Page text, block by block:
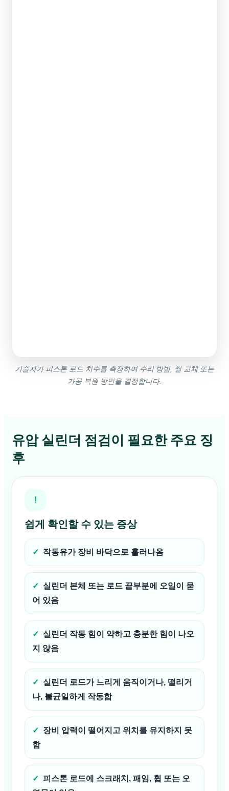
기술자가 피스톤 로드 치수를 측정하여 수리 방법, 씰 교체 또는
가공 복원 방안을 결정합니다.
유압 실린더 점검이 필요한 주요 징
후
!
쉽게 확인할 수 있는 증상
작동유가 장비 바닥으로 흘러나옴
실린더 본체 또는 로드 끝부분에 오일이 묻
어 있음
실린더 작동 힘이 약하고 충분한 힘이 나오
지 않음
실린더 로드가 느리게 움직이거나, 떨리거
나, 불균일하게 작동함
장비 압력이 떨어지고 위치를 유지하지 못
함
피스톤 로드에 스크래치, 패임, 휨 또는 오